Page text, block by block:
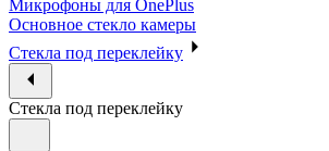
Микрофоны для OnePlus
Основное стекло камеры
Стекла под переклейку
Стекла под переклейку